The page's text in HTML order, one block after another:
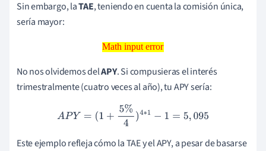
Sin embargo, laTAE, teniendo en cuenta la comisión única,
sería mayor:
Math input error
Math input error
No nos olvidemos delAPY. Si compusieras el interés
trimestralmente (cuatro veces al año), tu APY sería:
AP Y=( + %4) 4∗1− 5 095
Este ejemplo refleja cómo la TAE y el APY, a pesar de basarse